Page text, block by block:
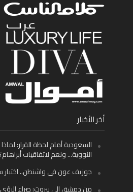
أخر الأخبار
السعودية أمام لحظة القرار:
النووية… ونعم لاتفاقيات أبراهام؟
جوزيف عون في واشنطن.. اختبار
من دمشق إلى بيروت: صراع